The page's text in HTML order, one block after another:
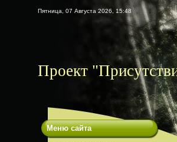
Пятница, 07 Августа 2026, 15:48
Проект
Меню сайта